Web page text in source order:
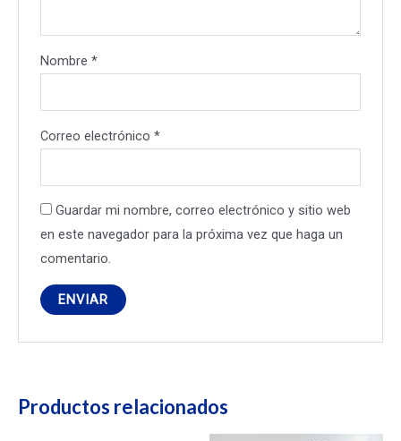
Nombre*
Correo electrónico*
Guardar mi nombre, correo electrónico y sitio web
en este navegador para la próxima vez que haga un
comentario.
Productos relacionados